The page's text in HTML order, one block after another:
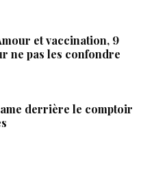
et vaccination, 9
ne pas les confondre
derrière le comptoir